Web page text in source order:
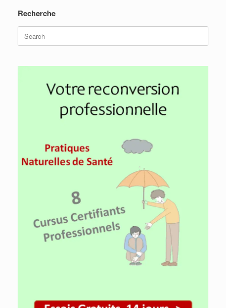
Recherche
Search
for: